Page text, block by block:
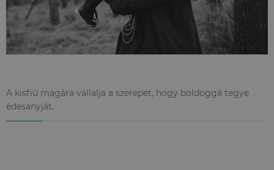
A kisfiú magára vállalja a szerepet, hogy boldoggá tegye
édesanyját.